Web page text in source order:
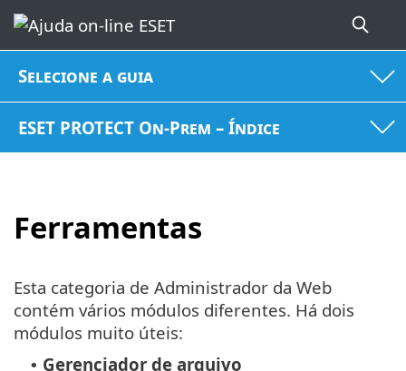
Selecione a guia
ESET PROTECT On-Prem – Índice
Ferramentas
Esta categoria de Administrador da Web
contém vários módulos diferentes. Há dois
módulos muito úteis:
• Gerenciador de arquivo